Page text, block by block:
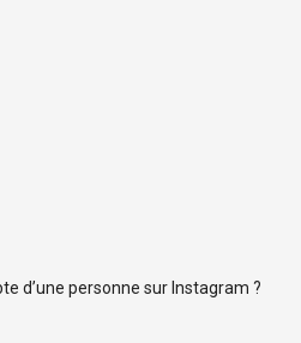
d’une personne sur Instagram ?